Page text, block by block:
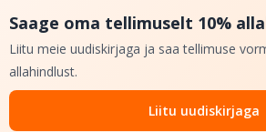
Saage oma tellimuselt 10%
Liitu meie uudiskirjaga ja saa tellimuse
allahindlust.
Liitu uudiskirjaga